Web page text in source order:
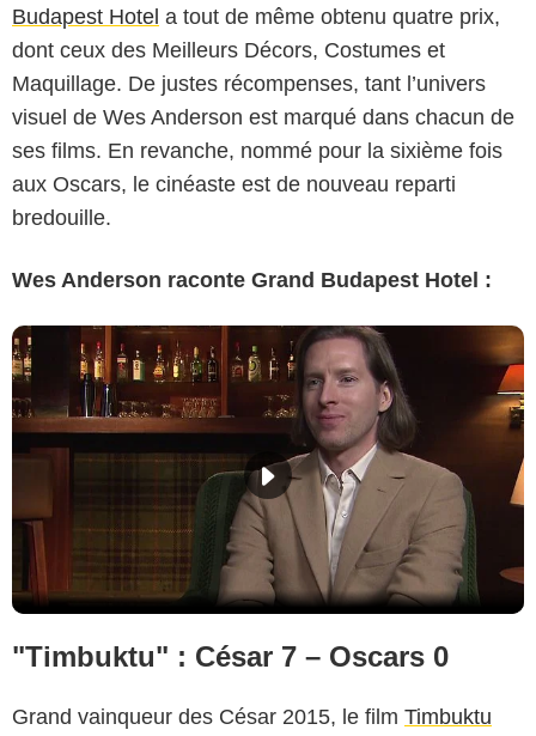
Budapest Hotel a tout de même obtenu quatre prix,
dont ceux des Meilleurs Décors, Costumes et
Maquillage. De justes récompenses, tant l’univers
visuel de Wes Anderson est marqué dans chacun de
ses films. En revanche, nommé pour la sixième fois
aux Oscars, le cinéaste est de nouveau reparti
bredouille.
Wes Anderson raconte Grand Budapest Hotel :
"Timbuktu" : César 7 – Oscars 0
Grand vainqueur des César 2015, le film Timbuktu